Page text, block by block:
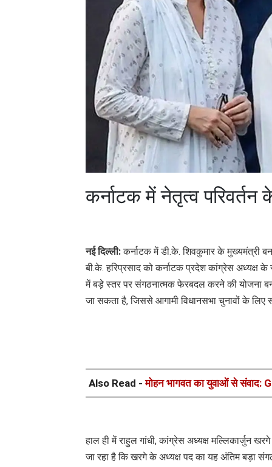
कर्नाटक में नेतृत्व
नई दिल्ली:कर्नाटक में डी.के. शिवकुमार के मुख्यमंत्री
बी.के. हरिप्रसाद को कर्नाटक प्रदेश कांग्रेस
में बड़े स्तर पर संगठनात्मक फेरबदल करने की योजना
जा सकता है, जिससे आगामी विधानसभा चुनावों के
Also Read -मोहन भागवत का युवाओं से संवाद:
हाल ही में राहुल गांधी, कांग्रेस अध्यक्ष मल्लिकार्जुन
जा रहा है कि खरगे के अध्यक्ष पद का यह अंतिम बड़ा